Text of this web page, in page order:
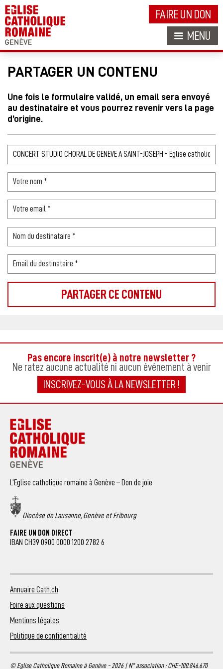
FAIRE UN DON
MENU
PARTAGER UN CONTENU
Une fois le formulaire validé, un email sera envoyé
au destinataire et vous pourrez revenir vers la page
d’origine.
Pas encore inscrit(e) à notre newsletter ?
Ne ratez aucune actualité ni aucun événement à venir
INSCRIVEZ-VOUS À LA NEWSLETTER !
L’Eglise catholique romaine à Genève – Don de joie
Diocèse de Lausanne, Genève et Fribourg
FAIRE UN DON DIRECT
IBAN CH39 0900 0000 1200 2782 6
Annuaire Cath.ch
Foire aux questions
Mentions légales
Politique de confidentialité
© Eglise Catholique Romaine à Genève - 2026 | N° association : CHE-100.846.670